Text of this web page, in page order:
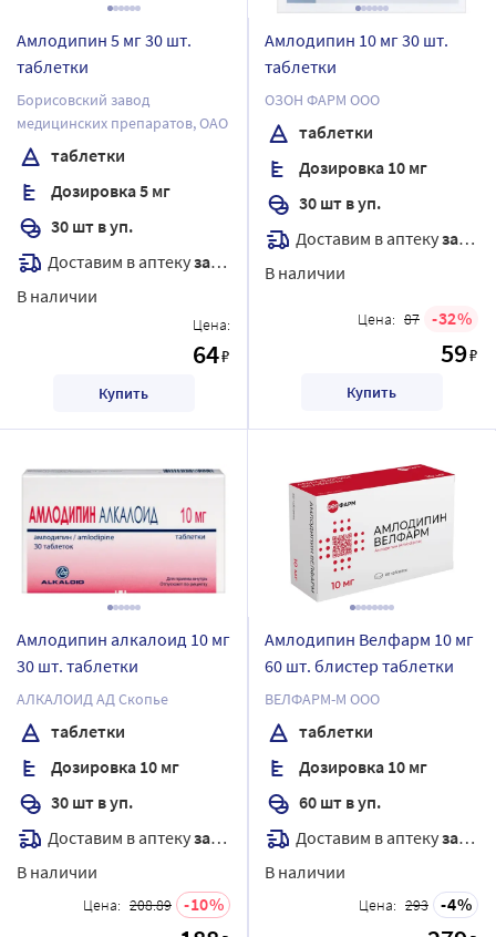
Амлодипин 5 мг 30 шт.
таблетки
Борисовский завод
медицинских препаратов, ОАО
таблетки
Дозировка 5 мг
30 шт в уп.
Доставим в аптекузавтра
В наличии
Цена:
64₽
Купить
Амлодипин 10 мг 30 шт.
таблетки
ОЗОН ФАРМ ООО
таблетки
Дозировка 10 мг
30 шт в уп.
Доставим в аптекузавтра
В наличии
Цена: 87 32
59₽
Купить
Амлодипин алкалоид 10 мг
30 шт. таблетки
АЛКАЛОИД АД Скопье
таблетки
Дозировка 10 мг
30 шт в уп.
Доставим в аптекузавтра
В наличии
Цена: 208.89 10
Амлодипин Велфарм 10 мг
60 шт. блистер таблетки
ВЕЛФАРМ-М ООО
таблетки
Дозировка 10 мг
60 шт в уп.
Доставим в аптекузавтра
В наличии
Цена: 293 4